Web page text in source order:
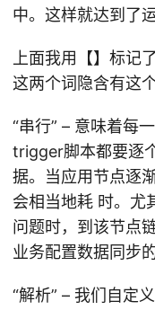
中。这样就达到了
上面我用【】标记
这两个词隐含有这
“串行” – 意味着每
trigger脚本都要逐
据。当应用节点逐
会相当地耗 时。尤
问题时，到该节点
业务配置数据同步
“解析” – 我们自定